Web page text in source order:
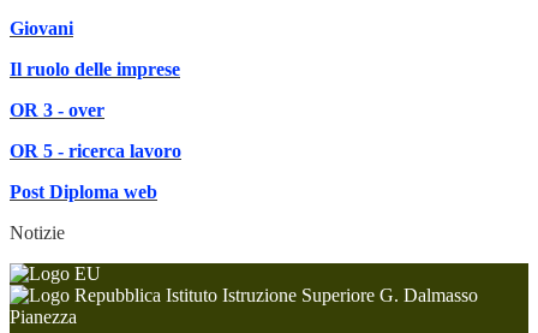
Giovani
Il ruolo delle imprese
OR 3 - over
OR 5 - ricerca lavoro
Post Diploma web
Notizie
Istituto Istruzione Superiore G. Dalmasso
Pianezza